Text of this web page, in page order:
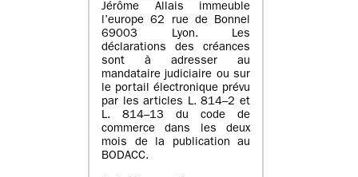
Jérôme Allais immeuble
l’europe 62 rue de Bonnel
69003 Lyon. Les
déclarations des créances
sont à adresser au
mandataire judiciaire ou sur
le portail électronique prévu
par les articles L. 814–2 et
L. 814–13 du code de
commerce dans les deux
mois de la publication au
BODACC.